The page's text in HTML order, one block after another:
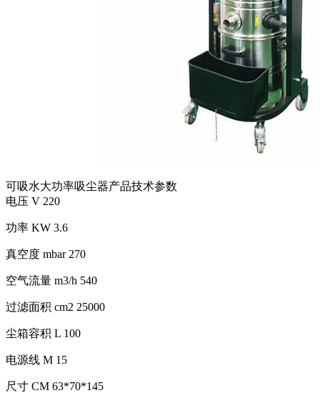
可吸水大功率吸尘器产品技术参数
电压 V 220
功率 KW 3.6
真空度 mbar 270
空气流量 m3/h 540
过滤面积 cm2 25000
尘箱容积 L 100
电源线 M 15
尺寸 CM 63*70*145